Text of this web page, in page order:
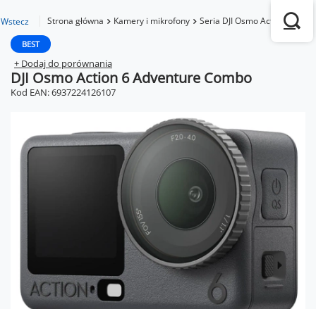
Wstecz Strona główna Kamery i mikrofony Seria DJI Osmo Action
BEST
+ Dodaj do porównania
DJI Osmo Action 6 Adventure Combo
Kod EAN: 6937224126107